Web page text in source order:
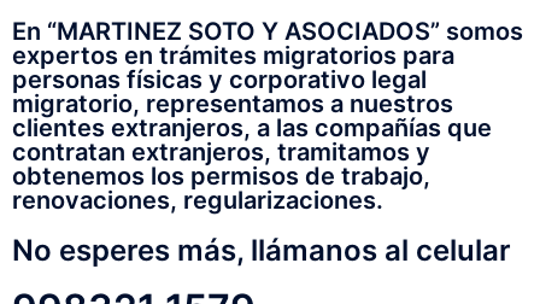
En “MARTINEZ SOTO Y ASOCIADOS” somos
expertos en trámites migratorios para
personas físicas y corporativo legal
migratorio, representamos a nuestros
clientes extranjeros, a las compañías que
contratan extranjeros, tramitamos y
obtenemos los permisos de trabajo,
renovaciones, regularizaciones.
No esperes más, llámanos al celular